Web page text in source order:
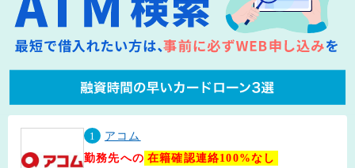
1
アコム
勤務先への 在籍確認連絡100%なし